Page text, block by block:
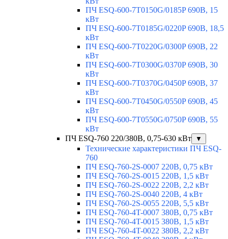
ПЧ ESQ-600-7T0150G/0185P 690В, 15
кВт
ПЧ ESQ-600-7T0185G/0220P 690В, 18,5
кВт
ПЧ ESQ-600-7T0220G/0300P 690В, 22
кВт
ПЧ ESQ-600-7T0300G/0370P 690В, 30
кВт
ПЧ ESQ-600-7T0370G/0450P 690В, 37
кВт
ПЧ ESQ-600-7T0450G/0550P 690В, 45
кВт
ПЧ ESQ-600-7T0550G/0750P 690В, 55
кВт
ПЧ ESQ-760 220/380В, 0,75-630 кВт
▼
Технические характеристики ПЧ ESQ-
760
ПЧ ESQ-760-2S-0007 220В, 0,75 кВт
ПЧ ESQ-760-2S-0015 220В, 1,5 кВт
ПЧ ESQ-760-2S-0022 220В, 2,2 кВт
ПЧ ESQ-760-2S-0040 220В, 4 кВт
ПЧ ESQ-760-2S-0055 220В, 5,5 кВт
ПЧ ESQ-760-4T-0007 380В, 0,75 кВт
ПЧ ESQ-760-4T-0015 380В, 1,5 кВт
ПЧ ESQ-760-4T-0022 380В, 2,2 кВт